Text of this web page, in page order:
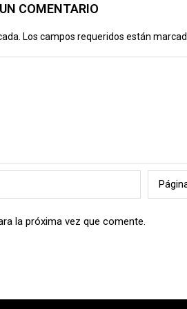
COMENTARIO
Los campos requeridos están
la próxima vez que comente.